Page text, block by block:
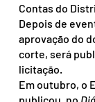
Contas do
Depois de
aprovação do
corte, será
licitação.
Em outubro, o